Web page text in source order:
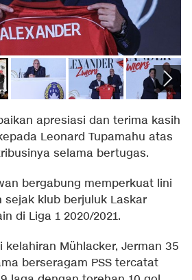
apresiasi dan terima kasih
Leonard Tupamahu atas
selama bertugas.
bergabung memperkuat lini
sejak klub berjuluk Laskar
di Liga 1 2020/2021.
kelahiran Mühlacker, Jerman 35
berseragam PSS tercatat